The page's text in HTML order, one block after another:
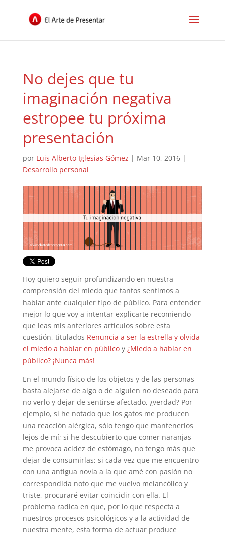
No dejes que tu
imaginación negativa
estropee tu próxima
presentación
por Luis Alberto Iglesias Gómez | Mar 10, 2016|
Desarrollo personal
Hoy quiero seguir profundizando en nuestra
comprensión del miedo que tantos sentimos a
hablar ante cualquier tipo de público. Para entender
mejor lo que voy a intentar explicarte recomiendo
que leas mis anteriores artículos sobre esta
cuestión, titulados Renuncia a ser la estrella y olvida
el miedo a hablar en públicoy ¿Miedo a hablar en
público? ¡Nunca más!
En el mundo físico de los objetos y de las personas
basta alejarse de algo o de alguien no deseado para
no verlo y dejar de sentirse afectado, ¿verdad? Por
ejemplo, si he notado que los gatos me producen
una reacción alérgica, sólo tengo que mantenerlos
lejos de mí; si he descubierto que comer naranjas
me provoca acidez de estómago, no tengo más que
dejar de consumirlas; si cada vez que me encuentro
con una antigua novia a la que amé con pasión no
correspondida noto que me vuelvo melancólico y
triste, procuraré evitar coincidir con ella. El
problema radica en que, por lo que respecta a
nuestros procesos psicológicos y a la actividad de
nuestra mente, esta forma de actuar produce